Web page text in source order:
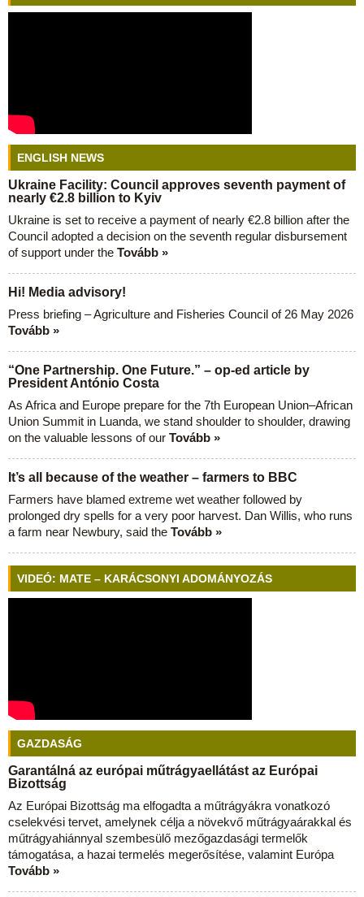
ENGLISH NEWS
Ukraine Facility: Council approves seventh payment of
nearly €2.8 billion to Kyiv
Ukraine is set to receive a payment of nearly €2.8 billion after the
Council adopted a decision on the seventh regular disbursement
of support under the Tovább »
Hi! Media advisory!
Press briefing – Agriculture and Fisheries Council of 26 May 2026
Tovább »
“One Partnership. One Future.” – op-ed article by
President António Costa
As Africa and Europe prepare for the 7th European Union–African
Union Summit in Luanda, we stand shoulder to shoulder, drawing
on the valuable lessons of our Tovább »
It’s all because of the weather – farmers to BBC
Farmers have blamed extreme wet weather followed by
prolonged dry spells for a very poor harvest. Dan Willis, who runs
a farm near Newbury, said the Tovább »
VIDEÓ: MATE – KARÁCSONYI ADOMÁNYOZÁS
GAZDASÁG
Garantálná az európai műtrágyaellátást az Európai
Bizottság
Az Európai Bizottság ma elfogadta a műtrágyákra vonatkozó
cselekvési tervet, amelynek célja a növekvő műtrágyaárakkal és
műtrágyahiánnyal szembesülő mezőgazdasági termelők
támogatása, a hazai termelés megerősítése, valamint Európa
Tovább »